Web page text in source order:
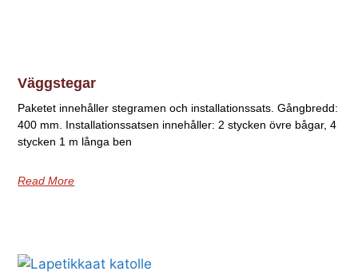
Väggstegar
Paketet innehåller stegramen och installationssats. Gångbredd:
400 mm. Installationssatsen innehåller: 2 stycken övre bågar, 4
stycken 1 m långa ben
Read More